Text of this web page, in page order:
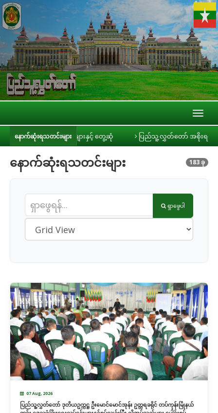
နောက်ဆုံးရသတင်းများ
းနှင့် တွေ့ဆုံ ပြည်သူ့လွှတ်တော် အစိုးရ၏ အာမခံချက်များ၊ ကတိများနှင့်
နောက်ဆုံးရသတင်းများ 183 ခု
ရှာဖွေပါ
07 Aug, 2026
ပြည်သူ့လွှတ်တော် ဒုတိယဥက္ကဋ္ဌ ဦးမောင်မောင်အုန်း ဥတ္တရခရိုင် တပ်ကုန်းမြိုနယ်